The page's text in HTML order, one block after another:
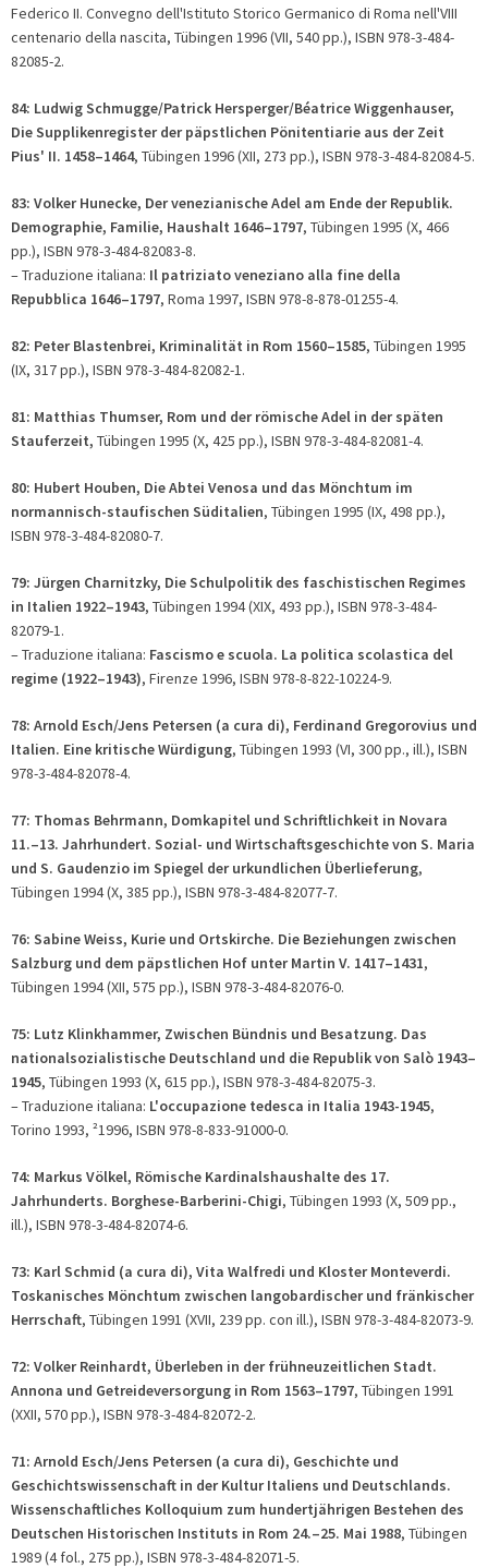
Federico II. Convegno dell'Istituto Storico Germanico di Roma nell'VIII
centenario della nascita, Tübingen 1996 (VII, 540 pp.), ISBN 978-3-484-
82085-2.
84: Ludwig Schmugge/Patrick Hersperger/Béatrice Wiggenhauser,
Die Supplikenregister der päpstlichen Pönitentiarie aus der Zeit
Pius' II. 1458–1464, Tübingen 1996 (XII, 273 pp.), ISBN 978-3-484-82084-5.
83: Volker Hunecke, Der venezianische Adel am Ende der Republik.
Demographie, Familie, Haushalt 1646–1797, Tübingen 1995 (X, 466
pp.), ISBN 978-3-484-82083-8.
– Traduzione italiana: Il patriziato veneziano alla fine della
Repubblica 1646–1797, Roma 1997, ISBN 978-8-878-01255-4.
82: Peter Blastenbrei, Kriminalität in Rom 1560–1585, Tübingen 1995
(IX, 317 pp.), ISBN 978-3-484-82082-1.
81: Matthias Thumser, Rom und der römische Adel in der späten
Stauferzeit, Tübingen 1995 (X, 425 pp.), ISBN 978-3-484-82081-4.
80: Hubert Houben, Die Abtei Venosa und das Mönchtum im
normannisch-staufischen Süditalien, Tübingen 1995 (IX, 498 pp.),
ISBN 978-3-484-82080-7.
79: Jürgen Charnitzky, Die Schulpolitik des faschistischen Regimes
in Italien 1922–1943, Tübingen 1994 (XIX, 493 pp.), ISBN 978-3-484-
82079-1.
– Traduzione italiana: Fascismo e scuola. La politica scolastica del
regime (1922–1943), Firenze 1996, ISBN 978-8-822-10224-9.
78: Arnold Esch/Jens Petersen (a cura di), Ferdinand Gregorovius und
Italien. Eine kritische Würdigung, Tübingen 1993 (VI, 300 pp., ill.), ISBN
978-3-484-82078-4.
77: Thomas Behrmann, Domkapitel und Schriftlichkeit in Novara
11.–13. Jahrhundert. Sozial- und Wirtschaftsgeschichte von S. Maria
und S. Gaudenzio im Spiegel der urkundlichen Überlieferung,
Tübingen 1994 (X, 385 pp.), ISBN 978-3-484-82077-7.
76: Sabine Weiss, Kurie und Ortskirche. Die Beziehungen zwischen
Salzburg und dem päpstlichen Hof unter Martin V. 1417–1431,
Tübingen 1994 (XII, 575 pp.), ISBN 978-3-484-82076-0.
75: Lutz Klinkhammer, Zwischen Bündnis und Besatzung. Das
nationalsozialistische Deutschland und die Republik von Salò 1943–
1945, Tübingen 1993 (X, 615 pp.), ISBN 978-3-484-82075-3.
– Traduzione italiana: L'occupazione tedesca in Italia 1943-1945,
Torino 1993, ²1996, ISBN 978-8-833-91000-0.
74: Markus Völkel, Römische Kardinalshaushalte des 17.
Jahrhunderts. Borghese-Barberini-Chigi, Tübingen 1993 (X, 509 pp.,
ill.), ISBN 978-3-484-82074-6.
73: Karl Schmid (a cura di), Vita Walfredi und Kloster Monteverdi.
Toskanisches Mönchtum zwischen langobardischer und fränkischer
Herrschaft, Tübingen 1991 (XVII, 239 pp. con ill.), ISBN 978-3-484-82073-9.
72: Volker Reinhardt, Überleben in der frühneuzeitlichen Stadt.
Annona und Getreideversorgung in Rom 1563–1797, Tübingen 1991
(XXII, 570 pp.), ISBN 978-3-484-82072-2.
71: Arnold Esch/Jens Petersen (a cura di), Geschichte und
Geschichtswissenschaft in der Kultur Italiens und Deutschlands.
Wissenschaftliches Kolloquium zum hundertjährigen Bestehen des
Deutschen Historischen Instituts in Rom 24.–25. Mai 1988, Tübingen
1989 (4 fol., 275 pp.), ISBN 978-3-484-82071-5.